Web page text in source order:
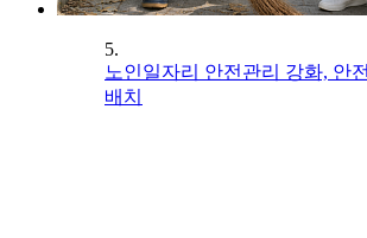
5.
노인일자리 안전관리 강화, 안
배치